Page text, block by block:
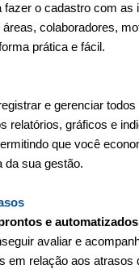
fazer o cadastro com as
colaboradores,
prática e fácil.
e gerenciar
relatórios, gráficos e
que você
da sua gestão.
e automatizados
avaliar e
em relação aos atrasos